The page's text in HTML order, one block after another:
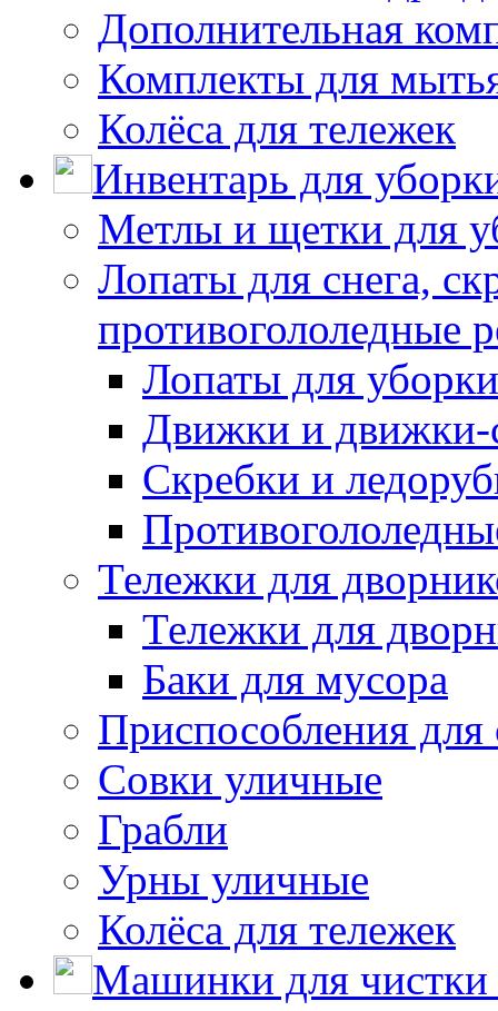
Дополнительная
Комплекты для
Колёса для тележек
Инвентарь для
Метлы и щетки для
Лопаты для снега,
противогололедные
Лопаты для
Движки и движки-
Скребки и
Тележки для
Тележки для
Баки для мусора
Приспособления для
Совки уличные
Грабли
Урны уличные
Колёса для тележек
Машинки для чистки